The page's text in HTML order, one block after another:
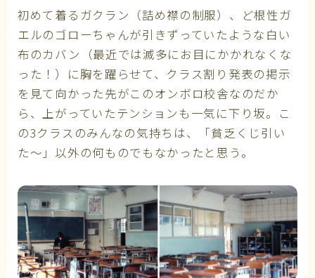
初めて着るガクラン（詰め襟の制服）、ど根性ガ
エルのゴローちゃんが引きずっていたような白い
布のカバン（最近では滅多にお目にかかれなくな
った！）に胸を躍らせて、クラス割り発表の掲示
を見て向かった先がこのオンボロ校舎なのだか
ら、上がっていたテンションも一気に下り坂。こ
の3クラスのみんなの気持ちは、「貧乏くじ引い
た～」以外の何ものでもなかったと思う。